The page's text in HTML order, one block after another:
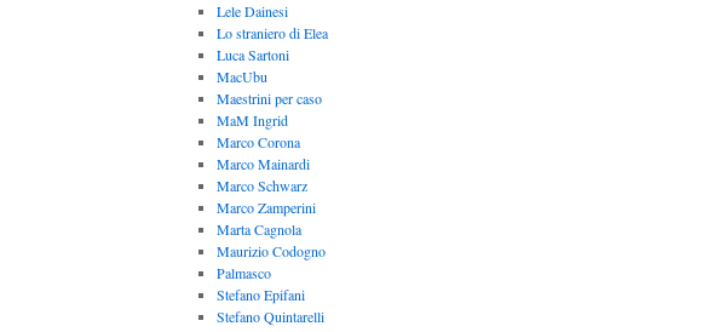
Lele Dainesi
Lo straniero di Elea
Luca Sartoni
MacUbu
Maestrini per caso
MaM Ingrid
Marco Corona
Marco Mainardi
Marco Schwarz
Marco Zamperini
Marta Cagnola
Maurizio Codogno
Palmasco
Stefano Epifani
Stefano Quintarelli